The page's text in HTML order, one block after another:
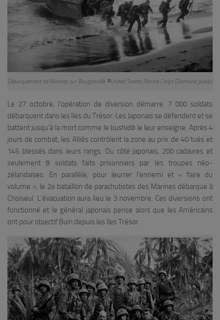
Débarquement de Marines sur Bougainville ©United States Marine Corps (Domaine public)
Le 27 octobre, l’opération de diversion démarre. 7 000 soldats
débarquent dans les îles du Trésor. Les Japonais se défendent et se
battent jusqu’à la mort comme le bushidō le leur enseigne. Après 4
jours de combat, les Alliés contrôlent la zone au prix de 40 tués et
145 blessés dans leurs rangs. Du côté japonais, 200 cadavres et
seulement 8 soldats faits prisonniers par les troupes néo-
zélandaises. En parallèle, pour leurrer l’ennemi et « faire du
volume », le 2e bataillon de parachutistes des Marines débarque à
Choiseul. L’évacuation aura lieu le 3 novembre. Ces diversions ont
fonctionné et le général japonais pense alors que les Américains
ont pour objectif Buin depuis les îles Trésor.